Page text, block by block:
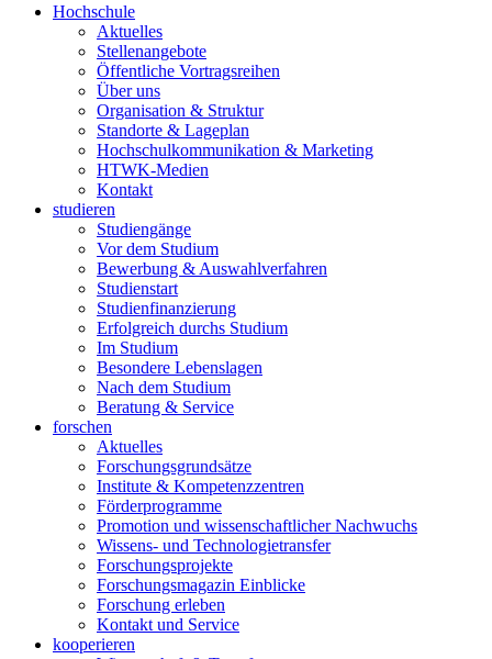
Hochschule
Aktuelles
Stellenangebote
Öffentliche Vortragsreihen
Über uns
Organisation & Struktur
Standorte & Lageplan
Hochschulkommunikation & Marketing
HTWK-Medien
Kontakt
studieren
Studiengänge
Vor dem Studium
Bewerbung & Auswahlverfahren
Studienstart
Studienfinanzierung
Erfolgreich durchs Studium
Im Studium
Besondere Lebenslagen
Nach dem Studium
Beratung & Service
forschen
Aktuelles
Forschungsgrundsätze
Institute & Kompetenzzentren
Förderprogramme
Promotion und wissenschaftlicher Nachwuchs
Wissens- und Technologietransfer
Forschungsprojekte
Forschungsmagazin Einblicke
Forschung erleben
Kontakt und Service
kooperieren